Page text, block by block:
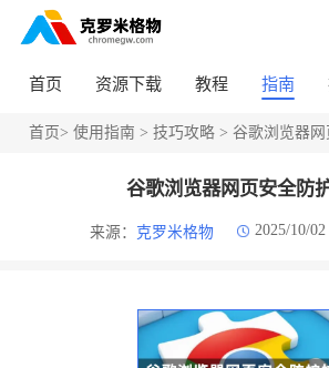
首页 资源下载 教程 指南
首页> 使用指南 > 技巧攻略> 谷歌浏览器网
谷歌浏览器网页安全防
来源： 克罗米格物 2025/10/02